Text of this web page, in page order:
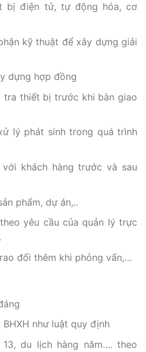
bị điện tử, tự động hóa, cơ
kỹ thuật để xây dựng giải
dựng hợp đồng
tra thiết bị trước khi bàn giao
lý phát sinh trong quá trình
khách hàng trước và sau
phẩm, dự án,..
yêu cầu của quản lý trực
đổi thêm khi phỏng vấn,…
như luật quy định
du lịch hàng năm…. theo